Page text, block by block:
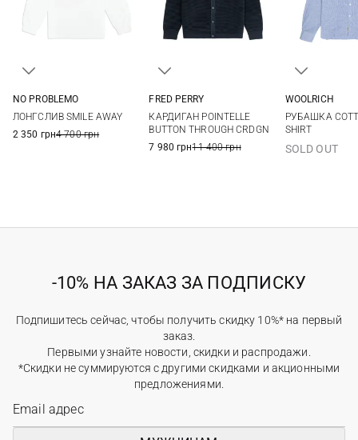
NO PROBLEMO
ЛОНГСЛИВ SMILE AWAY
2 350 грн4 700 грн
FRED PERRY
КАРДИГАН POINTELLE
BUTTON THROUGH CRDGN
7 980 грн11 400 грн
3XL
WOOLRICH
РУБАШКА
SHIRT
SOLD OUT
-10% НА ЗАКАЗ ЗА ПОДПИСКУ
Подпишитесь сейчас, чтобы получить скидку 10%* на первый
заказ.
Первыми узнайте новости, скидки и распродажи.
*Скидки не суммируются с другими скидками и акционными
предложениями.